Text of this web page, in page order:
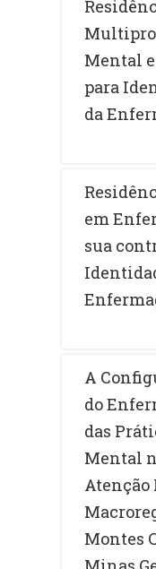
Mental
para
da
em
sua
A
do
das
Mental
Atenção
Montes